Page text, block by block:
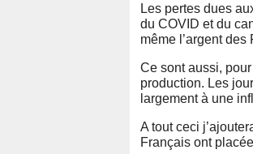
Les pertes dues
du COVID et du
même l’argent des
Ce sont aussi,
production. Les
largement à une
A tout ceci
Français ont